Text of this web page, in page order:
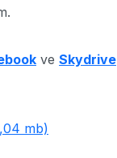
ve Skydrive
mb)